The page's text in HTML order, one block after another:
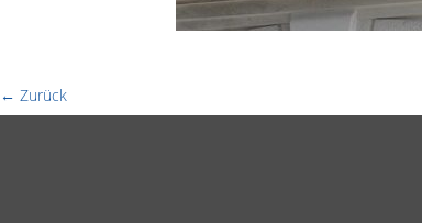
Bilder-Navigation
← Zurück